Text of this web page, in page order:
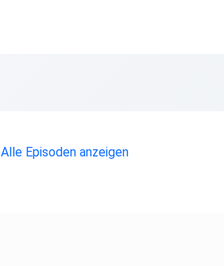
Alle Episoden anzeigen